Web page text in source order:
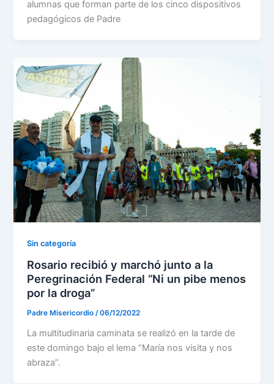
alumnas que forman parte de los cinco dispositivos
pedagógicos de Padre
Sin categoría
Rosario recibió y marchó junto a la
Peregrinación Federal “Ni un pibe menos
por la droga”
Padre Misericordio/06/12/2022
La multitudinaria caminata se realizó en la tarde de
este domingo bajo el lema “María nos visita y nos
abraza”.